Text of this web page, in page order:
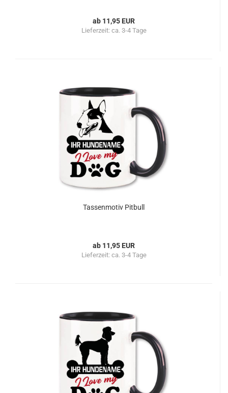
ab 11,95 EUR
Lieferzeit: ca. 3-4 Tage
Tassenmotiv Pitbull
ab 11,95 EUR
Lieferzeit: ca. 3-4 Tage